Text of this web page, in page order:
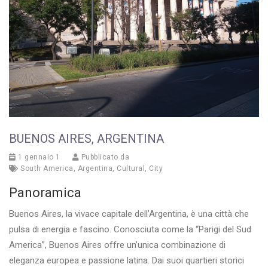
BUENOS AIRES, ARGENTINA
1 gennaio 1
Pubblicato da
South America , Argentina, Cultural , City
Panoramica
Buenos Aires, la vivace capitale dell’Argentina, è una città che
pulsa di energia e fascino. Conosciuta come la “Parigi del Sud
America”, Buenos Aires offre un’unica combinazione di
eleganza europea e passione latina. Dai suoi quartieri storici